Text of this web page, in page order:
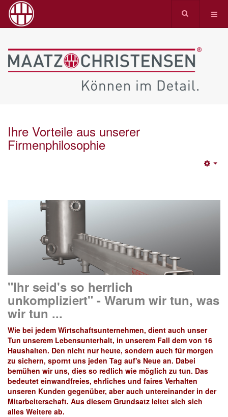
Ihre Vorteile aus unserer
Firmenphilosophie
"Ihr seid's so herrlich
unkompliziert" - Warum wir tun, was
wir tun ...
Wie bei jedem Wirtschaftsunternehmen, dient auch unser
Tun unserem Lebensunterhalt, in unserem Fall dem von 16
Haushalten. Den nicht nur heute, sondern auch für morgen
zu sichern, spornt uns jeden Tag auf's Neue an. Dabei
bemühen wir uns, dies so redlich wie möglich zu tun. Das
bedeutet einwandfreies, ehrliches und faires Verhalten
unseren Kunden gegenüber, aber auch untereinander in der
Mitarbeiterschaft. Aus diesem Grundsatz leitet sich sich
alles Weitere ab.